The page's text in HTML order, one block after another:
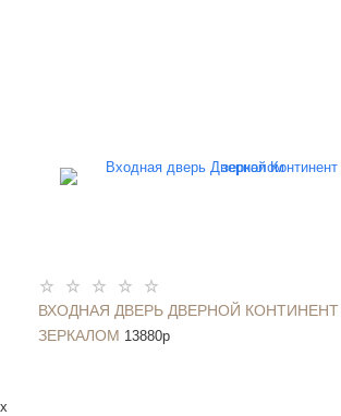
ВХОДНАЯ ДВЕРЬ ДВЕРНОЙ
ЗЕРКАЛОМ 13880p
x